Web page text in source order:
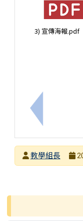
上一筆：「
3) 宣傳海報.pdf
發布者
教學組長
右邊區域內容